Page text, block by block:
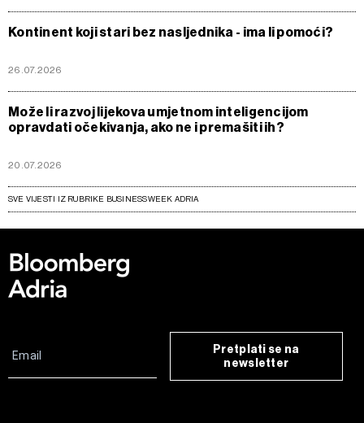
Kontinent koji stari bez nasljednika - ima li pomoći?
26.07.2026
Može li razvoj lijekova umjetnom inteligencijom
opravdati očekivanja, ako ne i premašiti ih?
20.07.2026
SVE VIJESTI IZ RUBRIKE BUSINESSWEEK ADRIA
Pretplati se na
newsletter